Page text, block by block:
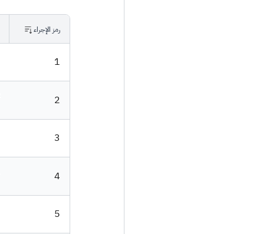
رمز الإجراء
1
2
3
4
5